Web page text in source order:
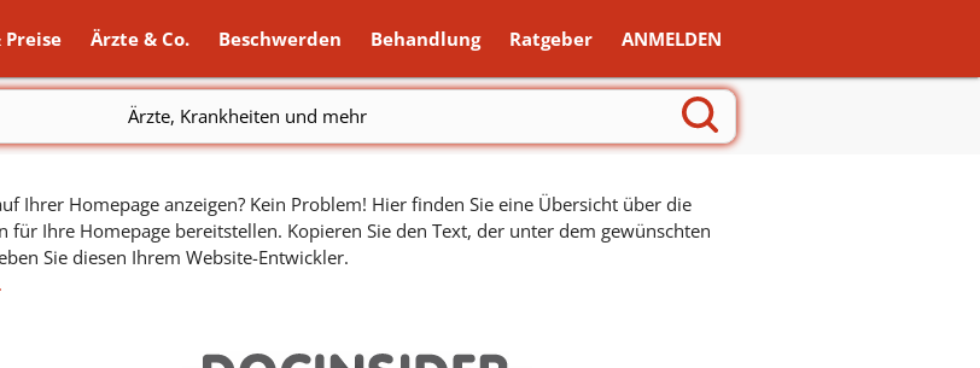
Preise Ärzte & Co. Beschwerden Behandlung Ratgeber ANMELDEN
Ärzte, Krankheiten und mehr
Ihrer Homepage anzeigen? Kein Problem! Hier finden Sie eine Übersicht über die
Ihre Homepage bereitstellen. Kopieren Sie den Text, der unter dem gewünschten
Sie diesen Ihrem Website-Entwickler.